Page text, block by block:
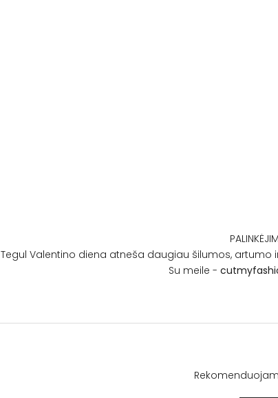
Tegul Valentino diena atneša daugiau šilumos, artumo
Su meile -